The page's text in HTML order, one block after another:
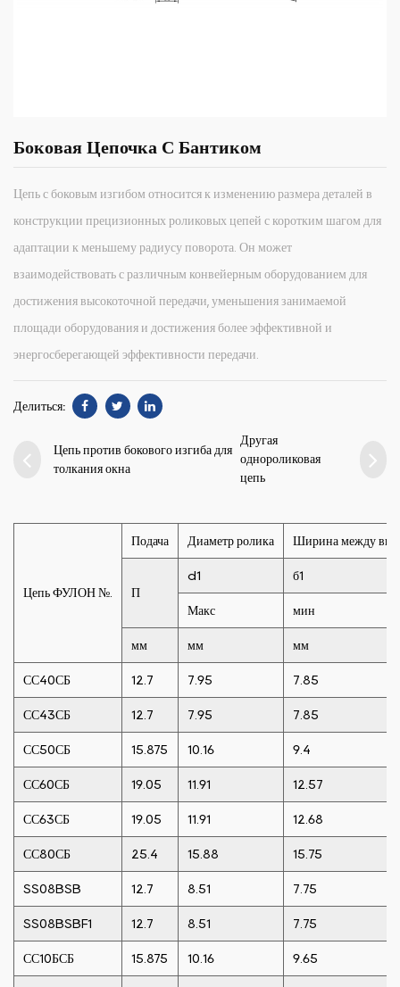
Боковая Цепочка С Бантиком
Цепь с боковым изгибом относится к изменению размера деталей в
конструкции прецизионных роликовых цепей с коротким шагом для
адаптации к меньшему радиусу поворота. Он может
взаимодействовать с различным конвейерным оборудованием для
достижения высокоточной передачи, уменьшения занимаемой
площади оборудования и достижения более эффективной и
энергосберегающей эффективности передачи.
Делиться:
Цепь против бокового изгиба для
толкания окна
Другая
однороликовая
цепь
Цепь ФУЛОН №.
Подача Диаметр ролика Ширина между
П
d1 б1
Макс мин
мм мм мм
СС40СБ 12.7 7.95 7.85
СС43СБ 12.7 7.95 7.85
СС50СБ 15.875 10.16 9.4
СС60СБ 19.05 11.91 12.57
СС63СБ 19.05 11.91 12.68
СС80СБ 25.4 15.88 15.75
SS08BSB 12.7 8.51 7.75
SS08BSBF1 12.7 8.51 7.75
СС10БСБ 15.875 10.16 9.65